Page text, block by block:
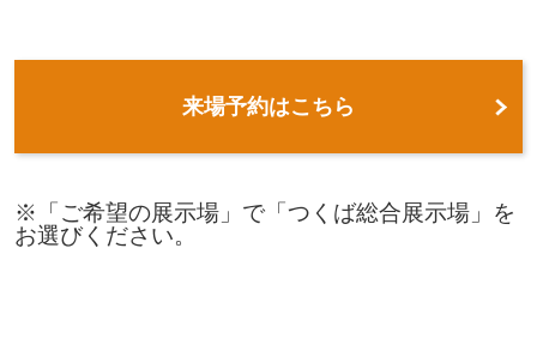
来場予約はこちら
※「ご希望の展示場」で「つくば総合展示場」を
お選びください。